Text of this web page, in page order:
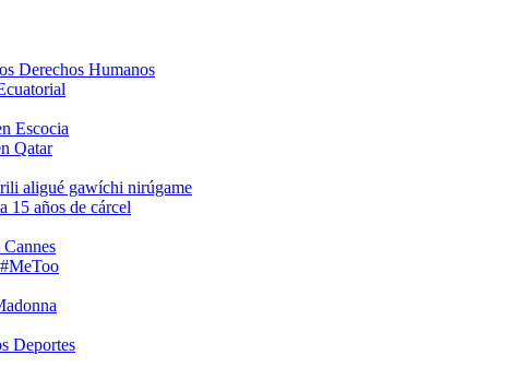
Derechos Humanos
Escocia
Qatar
aligué gawíchi nirúgame
15 años de cárcel
Deportes